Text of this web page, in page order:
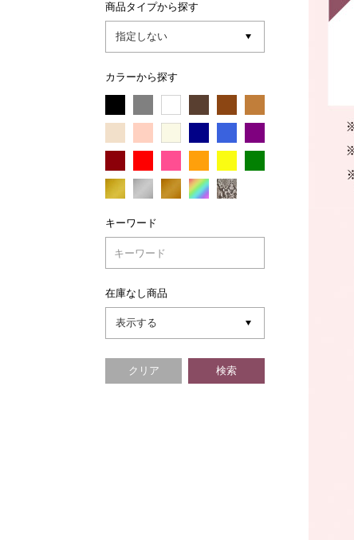
商品タイプから探す
カラーから探す
キーワード
在庫なし商品